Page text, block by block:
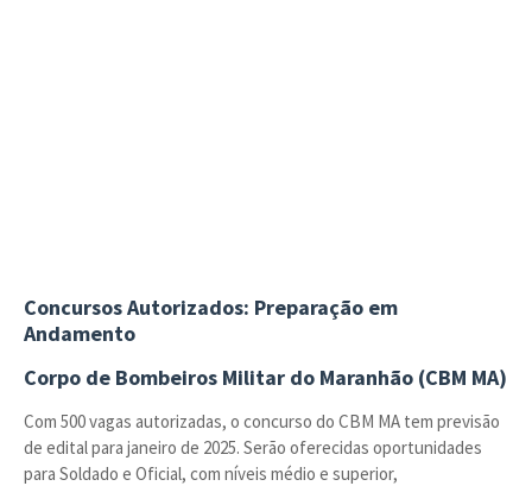
Concursos Autorizados: Preparação em
Andamento
Corpo de Bombeiros Militar do Maranhão (CBM MA)
Com 500 vagas autorizadas, o concurso do CBM MA tem previsão
de edital para janeiro de 2025. Serão oferecidas oportunidades
para Soldado e Oficial, com níveis médio e superior,